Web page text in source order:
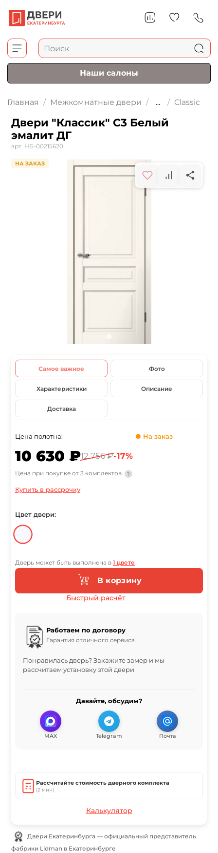
Наши салоны
Главная Межкомнатные двери ... Classic
Двери "Классик" С3 Белый
эмалит ДГ
арт. НБ-00215620
НА ЗАКАЗ
Самое важное Фото
Характеристики Описание
Доставка
Цена полотна: ● На заказ
10 630 ₽12 756 ₽-17%
Цена при покупке от 3 комплектов ?
Купить в рассрочку
Цвет двери:
Дверь может быть выполнена в 1 цвете
В корзину
Быстрый расчёт
Работаем по договору
Гарантия отличного сервиса
Понравилась дверь? Закажите замер и мы
рассчитаем установку этой двери
Давайте, обсудим?
MAX Telegram Почта
Рассчитайте стоимость дверного комплекта
(2 мин)
Калькулятор
Двери Екатеринбурга — официальный представитель
фабрики Lidman в Екатеринбурге